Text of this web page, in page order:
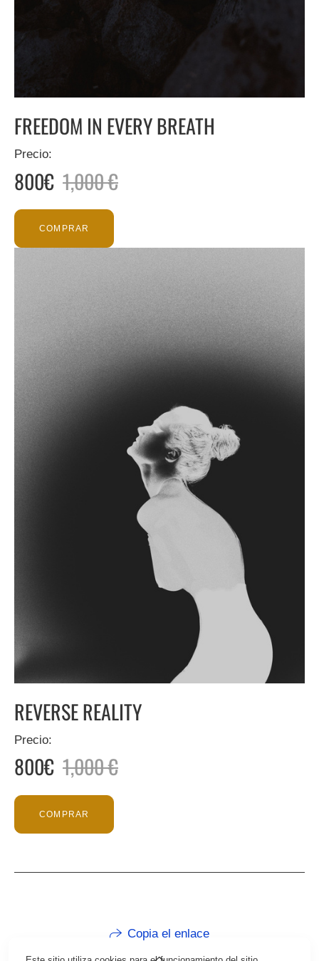
FREEDOM IN EVERY BREATH
Precio:
800€ 1,000 €
COMPRAR
REVERSE REALITY
Precio:
800€ 1,000 €
COMPRAR
Copia el enlace